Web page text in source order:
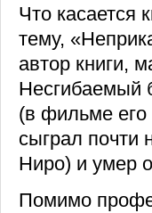
Что касается
тему,
автор книги,
Несгибаемый
(в фильме его
сыграл почти
Ниро) и умер
Помимо